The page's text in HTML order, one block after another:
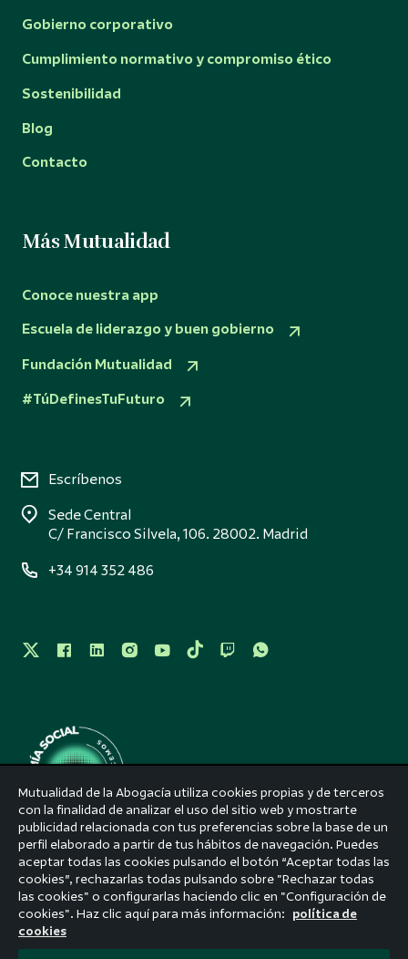
Gobierno corporativo
Cumplimiento normativo y compromiso ético
Sostenibilidad
Blog
Contacto
Más Mutualidad
Conoce nuestra app
Escuela de liderazgo y buen gobierno
Fundación Mutualidad
#TúDefinesTuFuturo
Escríbenos
Sede Central
C/ Francisco Silvela, 106. 28002. Madrid
+34 914 352 486
Aviso legal
Accesibilidad
Política de privacidad
Política de cookies
Mutualidad de la Abogacía utiliza cookies propias y de terceros
con la finalidad de analizar el uso del sitio web y mostrarte
publicidad relacionada con tus preferencias sobre la base de un
perfil elaborado a partir de tus hábitos de navegación. Puedes
aceptar todas las cookies pulsando el botón “Aceptar todas las
cookies”, rechazarlas todas pulsando sobre "Rechazar todas
las cookies" o configurarlas haciendo clic en "Configuración de
cookies". Haz clic aquí para más información: política de
cookies